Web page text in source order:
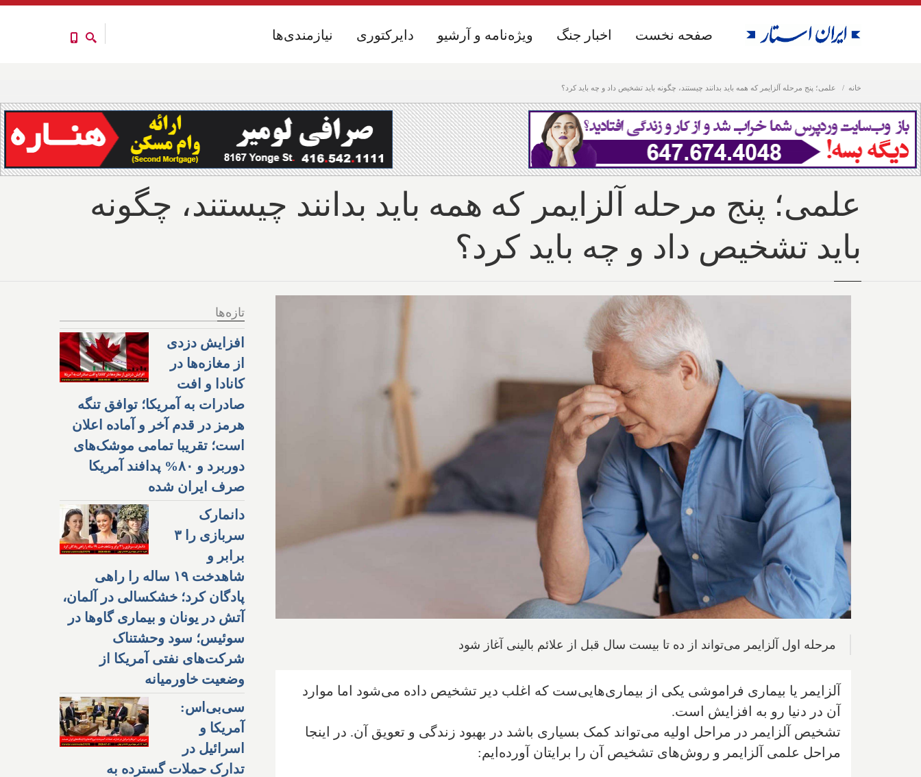
خانه علمی؛ پنج مرحله آلزایمر که همه باید بدانند چیستند، چگونه باید تشخیص داد و چه باید کرد؟
نیازمندی‌ها دایرکتوری ویژه‌نامه و آرشیو اخبار جنگ صفحه نخست نیازمندی‌ها دایرکتوری ویژه‌نامه و آرشیو اخبار جنگ صفحه نخست
علمی؛ پنج مرحله آلزایمر که همه باید بدانند چیستند، چگونه
باید تشخیص داد و چه باید کرد؟
مرحله اول آلزایمر می‌تواند از ده تا بیست سال قبل از علائم بالینی آغاز شود
آلزایمر یا بیماری فراموشی یکی از بیماری‌هایی‌ست که اغلب دیر تشخیص داده می‌شود اما موارد
آن در دنیا رو به افزایش است.
تشخیص آلزایمر در مراحل اولیه می‌تواند کمک بسیاری باشد در بهبود زندگی و تعویق آن. در اینجا
مراحل علمی آلزایمر و روش‌های تشخیص آن را برایتان آورده‌ایم:
تازه‌ها
افزایش دزدی
از مغازه‌ها در
کانادا و افت
صادرات به آمریکا؛ توافق تنگه
هرمز در قدم آخر و آماده اعلان
است؛ تقریبا تمامی موشک‌های
دوربرد و ۸۰% پدافند آمریکا
صرف ایران شده
دانمارک
سربازی را ۳
برابر و
شاهدخت ۱۹ ساله را راهی
پادگان کرد؛ خشکسالی در آلمان،
آتش در یونان و بیماری گاوها در
سوئیس؛ سود وحشتناک
شرکت‌های نفتی آمریکا از
وضعیت خاورمیانه
سی‌بی‌اس:
آمریکا و
اسرائیل در
تدارک حملات گسترده به